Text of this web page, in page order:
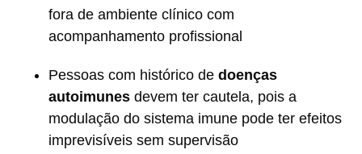
fora de ambiente clínico com
acompanhamento profissional
Pessoas com histórico de doenças
autoimunes devem ter cautela, pois a
modulação do sistema imune pode ter efeitos
imprevisíveis sem supervisão